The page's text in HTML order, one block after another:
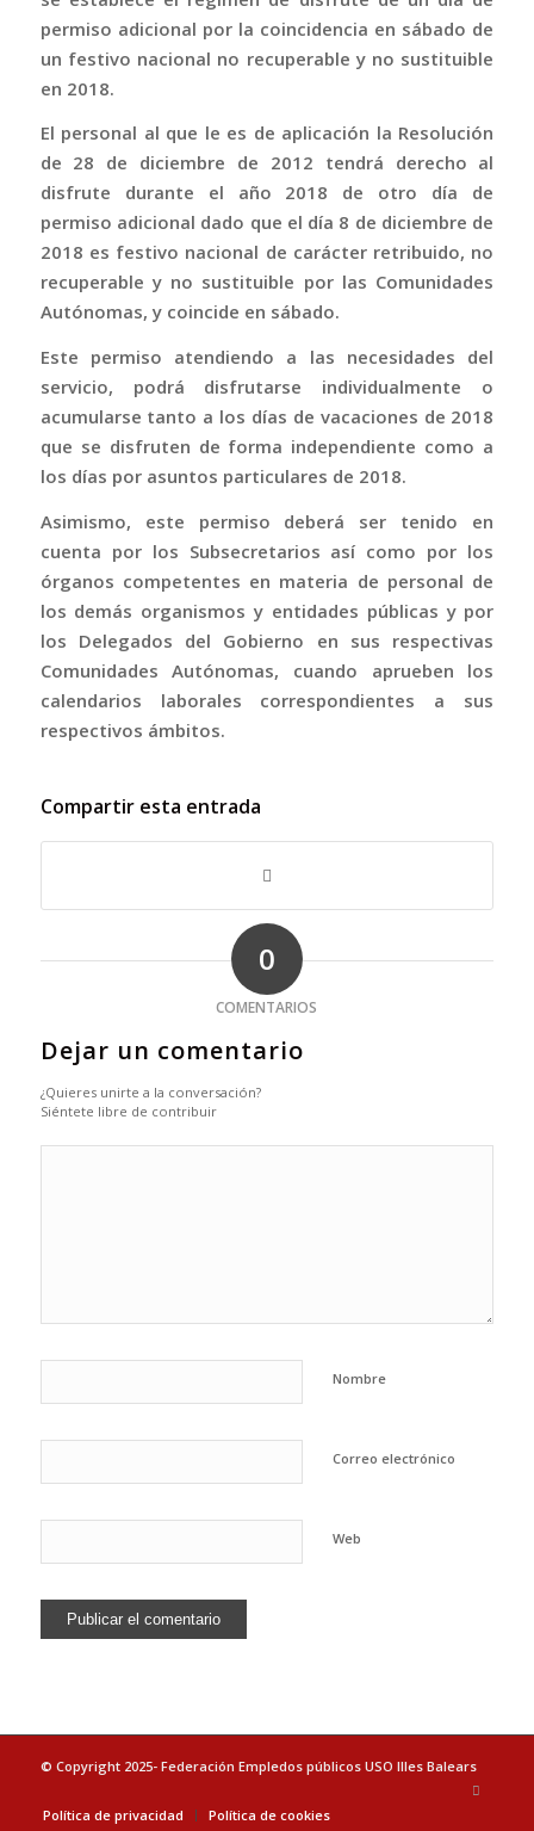
permiso adicional por la coincidencia en sábado de
un festivo nacional no recuperable y no sustituible
en 2018.
El personal al que le es de aplicación la Resolución
de 28 de diciembre de 2012 tendrá derecho al
disfrute durante el año 2018 de otro día de
permiso adicional dado que el día 8 de diciembre de
2018 es festivo nacional de carácter retribuido, no
recuperable y no sustituible por las Comunidades
Autónomas, y coincide en sábado.
Este permiso atendiendo a las necesidades del
servicio, podrá disfrutarse individualmente o
acumularse tanto a los días de vacaciones de 2018
que se disfruten de forma independiente como a
los días por asuntos particulares de 2018.
Asimismo, este permiso deberá ser tenido en
cuenta por los Subsecretarios así como por los
órganos competentes en materia de personal de
los demás organismos y entidades públicas y por
los Delegados del Gobierno en sus respectivas
Comunidades Autónomas, cuando aprueben los
calendarios laborales correspondientes a sus
respectivos ámbitos.
Compartir esta entrada
0
COMENTARIOS
Dejar un comentario
¿Quieres unirte a la conversación?
Siéntete libre de contribuir
Nombre
Correo electrónico
Web
© Copyright 2025- Federación Empledos públicos USO Illes Balears
Política de privacidad Política de cookies